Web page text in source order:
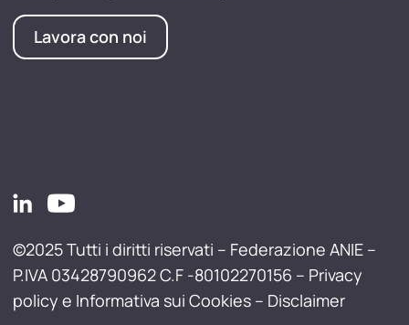
Lavora con noi
©2025 Tutti i diritti riservati – Federazione ANIE –
P.IVA 03428790962 C.F -80102270156 – Privacy
policy e Informativa sui Cookies – Disclaimer